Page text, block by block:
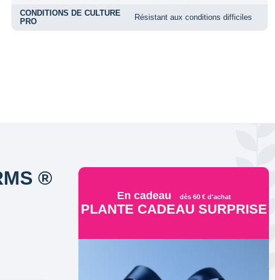
CONDITIONS DE CULTURE
PRO
Résistant aux conditions difficiles
®
En cadeau dès 60 € d'achat
PLANTE CADEAU SURPRISE